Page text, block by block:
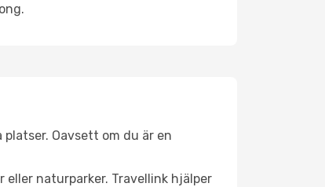
Oavsett om du är en
naturparker. Travellink hjälper